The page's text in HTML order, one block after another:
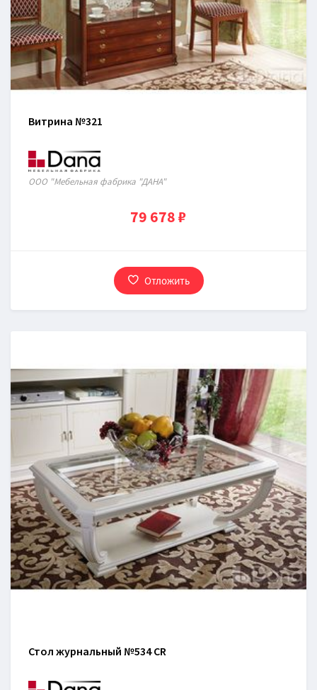
Витрина №321
ООО "Мебельная фабрика "ДАНА"
79 678 ₽
Отложить
Стол журнальный №534 CR